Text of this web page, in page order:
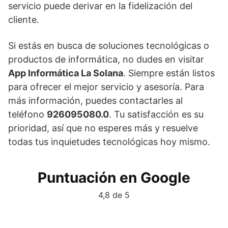
servicio puede derivar en la fidelización del
cliente.
Si estás en busca de soluciones tecnológicas o
productos de informática, no dudes en visitar
App Informática La Solana. Siempre están listos
para ofrecer el mejor servicio y asesoría. Para
más información, puedes contactarles al
teléfono 926095080.0. Tu satisfacción es su
prioridad, así que no esperes más y resuelve
todas tus inquietudes tecnológicas hoy mismo.
Puntuación en Google
4,8 de 5